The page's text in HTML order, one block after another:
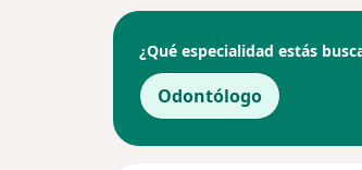
¿Qué especialidad estás
Odontólogo